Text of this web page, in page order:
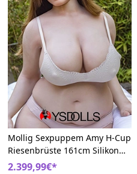
Mollig Sexpuppem Amy H-Cup
Riesenbrüste 161cm Silikon
Starpery Doll
2.399,99€*